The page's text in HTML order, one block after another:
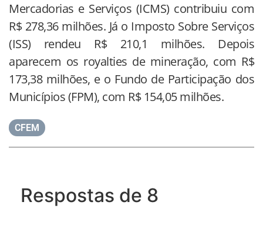
Mercadorias e Serviços (ICMS) contribuiu com
R$ 278,36 milhões. Já o Imposto Sobre Serviços
(ISS) rendeu R$ 210,1 milhões. Depois
aparecem os royalties de mineração, com R$
173,38 milhões, e o Fundo de Participação dos
Municípios (FPM), com R$ 154,05 milhões.
CFEM
Respostas de 8